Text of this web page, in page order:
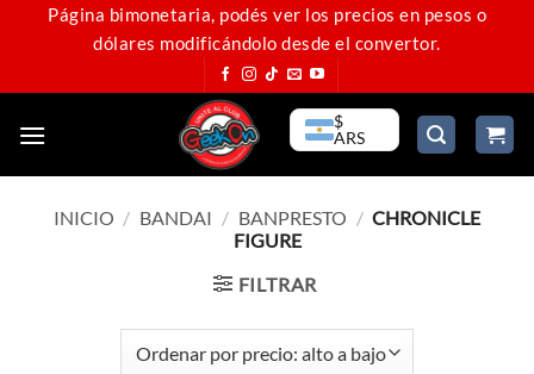
Página bimonetaria, podés ver los precios en pesos o
dólares modificándolo desde el convertor.
$
ARS
INICIO / BANDAI / BANPRESTO / CHRONICLE
FIGURE
FILTRAR